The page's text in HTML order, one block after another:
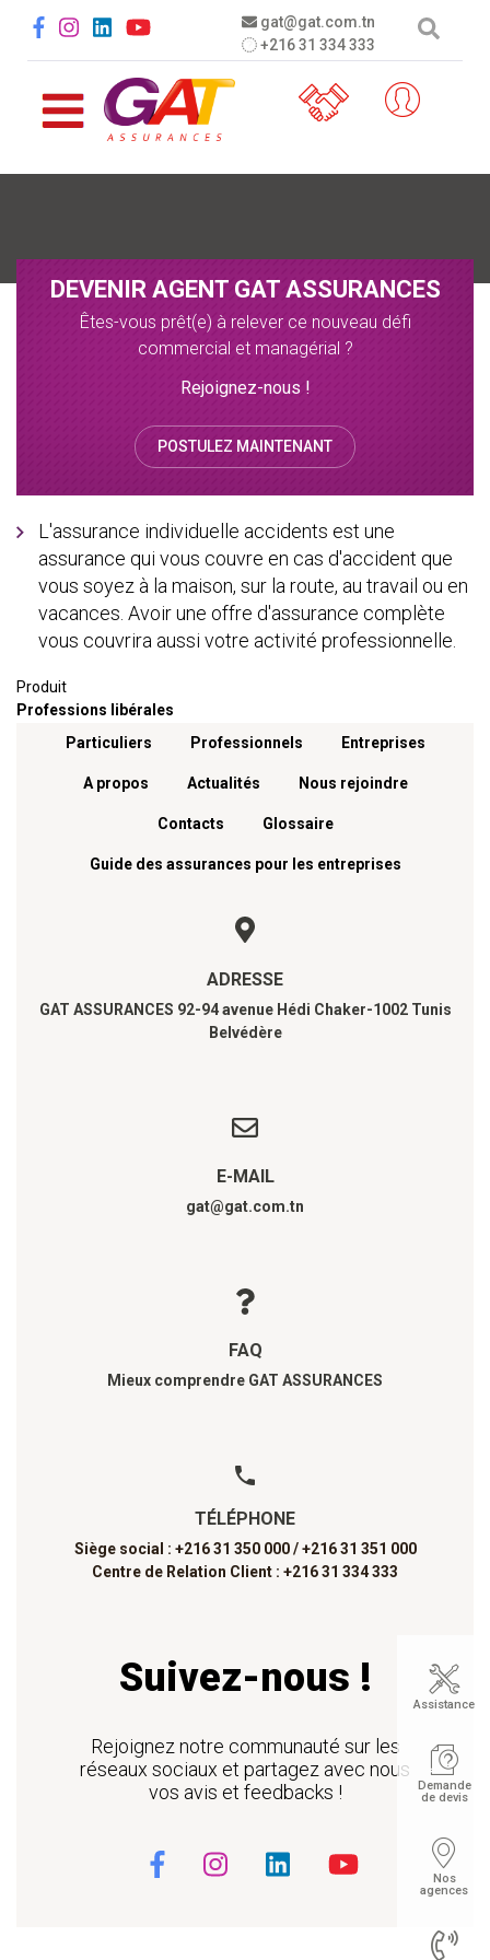
gat@gat.com.tn
+216 31 334 333
Social menu
DEVENIR AGENT GAT ASSURANCES
Êtes-vous prêt(e) à relever ce nouveau défi
commercial et managérial ?
Rejoignez-nous !
POSTULEZ MAINTENANT
L'assurance individuelle accidents est une
assurance qui vous couvre en cas d'accident que
vous soyez à la maison, sur la route, au travail ou en
vacances. Avoir une offre d'assurance complète
vous couvrira aussi votre activité professionnelle.
Produit
Professions libérales
Menu footer
Particuliers Professionnels Entreprises
A propos Actualités Nous rejoindre
Contacts Glossaire
Guide des assurances pour les entreprises
ADRESSE
GAT ASSURANCES 92-94 avenue Hédi Chaker-1002 Tunis
Belvédère
E-MAIL
gat@gat.com.tn
FAQ
Mieux comprendre GAT ASSURANCES
TÉLÉPHONE
Siège social : +216 31 350 000 / +216 31 351 000
Centre de Relation Client : +216 31 334 333
Suivez-nous !
Rejoignez notre communauté sur les
réseaux sociaux et partagez avec nous
vos avis et feedbacks !
Assistance
Demande
de devis
Nos
agences